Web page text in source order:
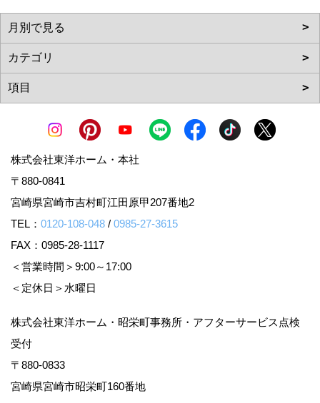
株式会社東洋ホーム・本社
〒880-0841
宮崎県宮崎市吉村町江田原甲207番地2
TEL： 0120-108-048 / 0985-27-3615
FAX：0985-28-1117
＜営業時間＞9:00～17:00
＜定休日＞水曜日
株式会社東洋ホーム・昭栄町事務所・アフターサービス点検
受付
〒880-0833
宮崎県宮崎市昭栄町160番地